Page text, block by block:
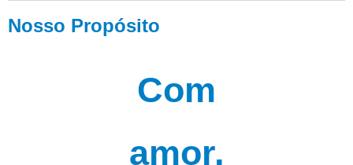
Nosso Propósito
Com
amor,